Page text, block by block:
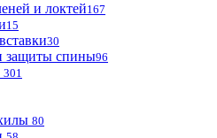
и локтей167
15
30
защиты спины96
301
80